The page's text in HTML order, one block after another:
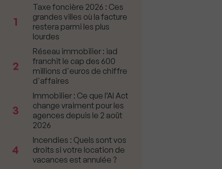
1
Taxe foncière 2026 : Ces
grandes villes où la facture
restera parmi les plus
lourdes
2
Réseau immobilier : iad
franchit le cap des 600
millions d'euros de chiffre
d'affaires
3
Immobilier : Ce que l’AI Act
change vraiment pour les
agences depuis le 2 août
2026
4
Incendies : Quels sont vos
droits si votre location de
vacances est annulée ?